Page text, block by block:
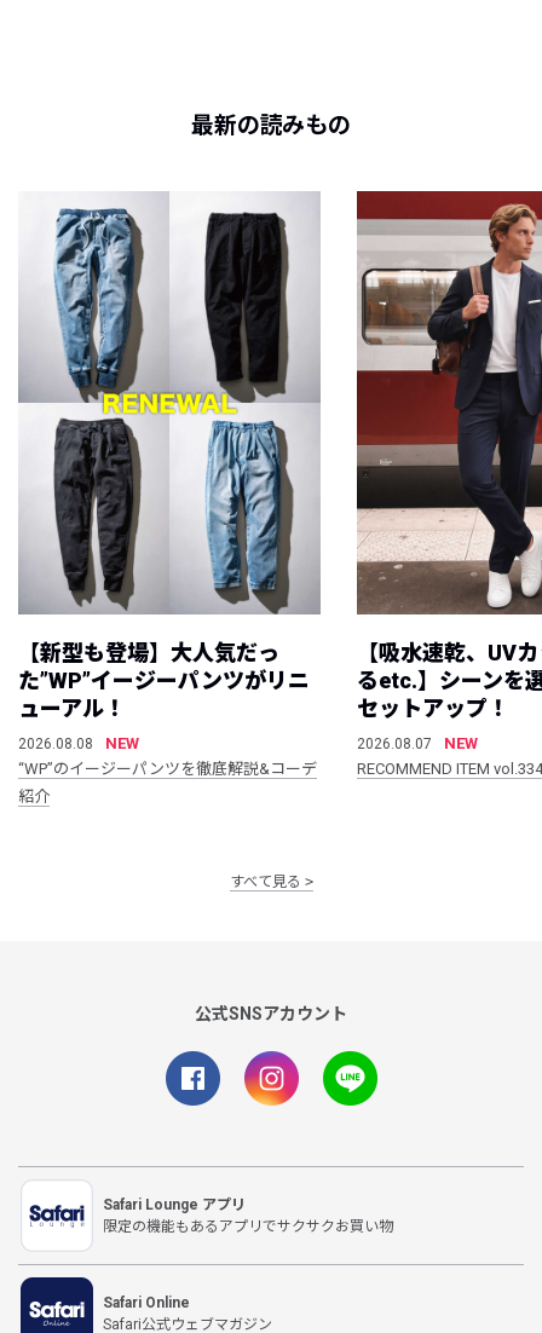
最新の読みもの
【新型も登場】大人気だっ
た”WP”イージーパンツがリニ
ューアル！
2026.08.08
NEW
“WP”のイージーパンツを徹底解説&コーデ
紹介
【吸水速乾、UV
るetc.】シーンを
セットアップ！
2026.08.07
NEW
RECOMMEND ITEM vol.334
すべて見る
公式SNSアカウント
Safari Lounge アプリ
限定の機能もあるアプリでサクサクお買い物
Safari Online
Safari公式ウェブマガジン